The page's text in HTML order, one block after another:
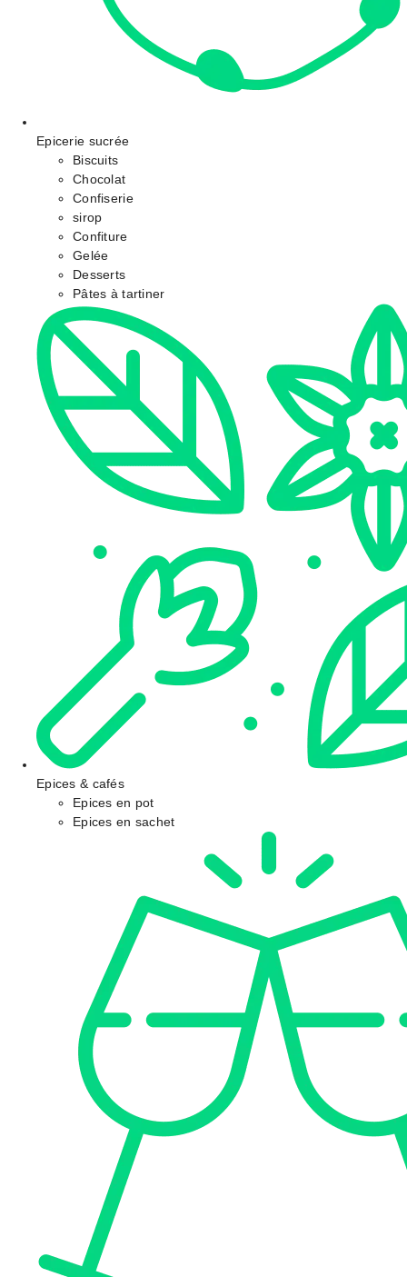
Epicerie sucrée
Biscuits
Chocolat
Confiserie
sirop
Confiture
Gelée
Desserts
Pâtes à tartiner
Epices & cafés
Epices en pot
Epices en sachet